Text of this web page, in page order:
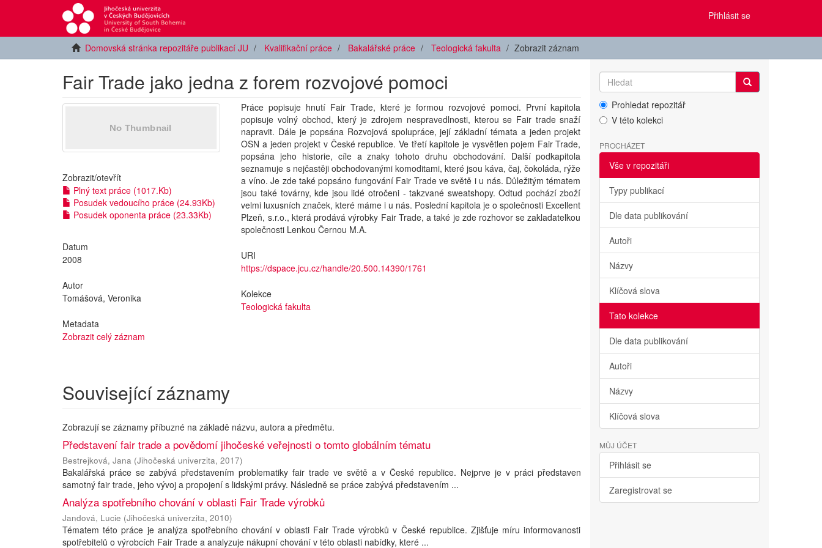
Přihlásit se
Domovská stránka repozitáře publikací JU Kvalifikační práce Bakalářské práce Teologická fakulta Zobrazit záznam
Fair Trade jako jedna z forem rozvojové pomoci
Zobrazit/otevřít
Plný text práce (1017.Kb)
Posudek vedoucího práce (24.93Kb)
Posudek oponenta práce (23.33Kb)
Datum
2008
Autor
Tomášová, Veronika
Metadata
Zobrazit celý záznam
Práce popisuje hnutí Fair Trade, které je formou rozvojové pomoci. První kapitola
popisuje volný obchod, který je zdrojem nespravedlnosti, kterou se Fair trade snaží
napravit. Dále je popsána Rozvojová spolupráce, její základní témata a jeden projekt
OSN a jeden projekt v České republice. Ve třetí kapitole je vysvětlen pojem Fair Trade,
popsána jeho historie, cíle a znaky tohoto druhu obchodování. Další podkapitola
seznamuje s nejčastěji obchodovanými komoditami, které jsou káva, čaj, čokoláda, rýže
a víno. Je zde také popsáno fungování Fair Trade ve světě i u nás. Důležitým tématem
jsou také továrny, kde jsou lidé otročeni - takzvané sweatshopy. Odtud pochází zboží
velmi luxusních značek, které máme i u nás. Poslední kapitola je o společnosti Excellent
Plzeň, s.r.o., která prodává výrobky Fair Trade, a také je zde rozhovor se zakladatelkou
společnosti Lenkou Černou M.A.
URI
https://dspace.jcu.cz/handle/20.500.14390/1761
Kolekce
Teologická fakulta
Související záznamy
Zobrazují se záznamy příbuzné na základě názvu, autora a předmětu.
Představení fair trade a povědomí jihočeské veřejnosti o tomto globálním tématu
Bestrejková, Jana (Jihočeská univerzita, 2017)
Bakalářská práce se zabývá představením problematiky fair trade ve světě a v České republice. Nejprve je v práci představen
samotný fair trade, jeho vývoj a propojení s lidskými právy. Následně se práce zabývá představením ...
Analýza spotřebního chování v oblasti Fair Trade výrobků
Jandová, Lucie (Jihočeská univerzita, 2010)
Tématem této práce je analýza spotřebního chování v oblasti Fair Trade výrobků v České republice. Zjišťuje míru informovanosti
spotřebitelů o výrobcích Fair Trade a analyzuje nákupní chování v této oblasti nabídky, které ...
Prohledat repozitář
V této kolekci
PROCHÁZET
Vše v repozitáři
Typy publikací
Dle data publikování
Autoři
Názvy
Klíčová slova
Tato kolekce
Dle data publikování
Autoři
Názvy
Klíčová slova
MŮJ ÚČET
Přihlásit se
Zaregistrovat se